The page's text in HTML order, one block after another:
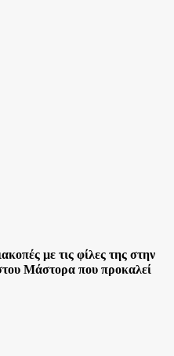
με τις φίλες της στην
Μάστορα που προκαλεί